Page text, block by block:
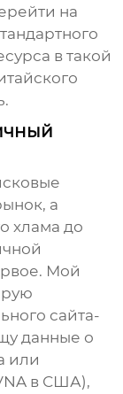
на
в такой
а
хлама до
Мой
сайта-
данные о
или
в США),